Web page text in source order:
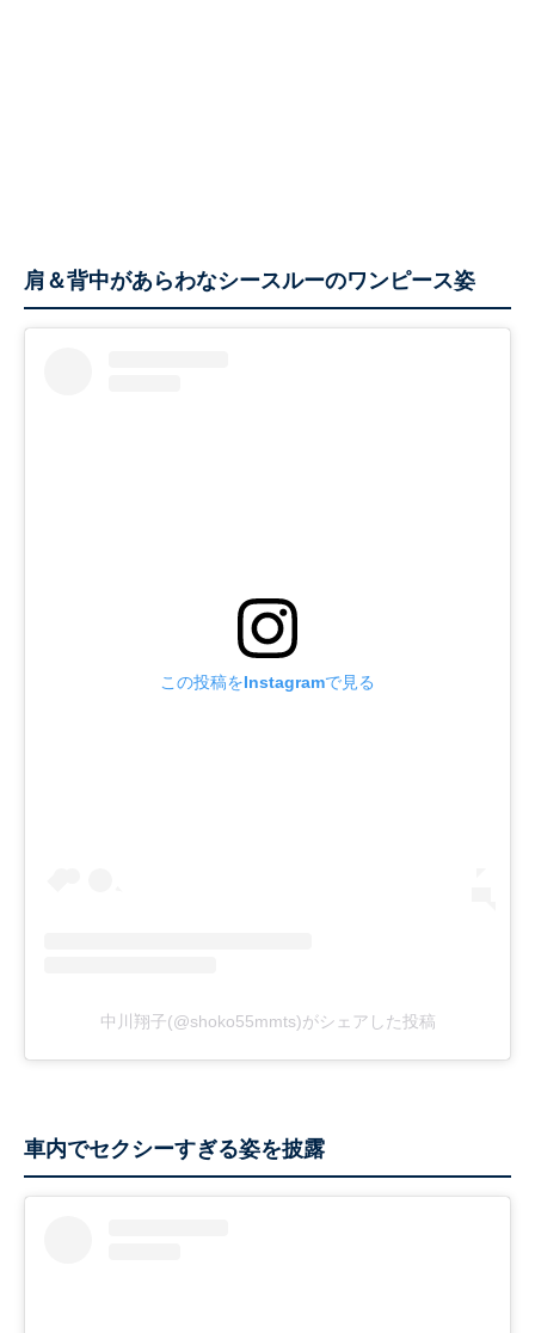
肩＆背中があらわなシースルーのワンピース姿
この投稿をInstagramで見る
中川翔子(@shoko55mmts)がシェアした投稿
車内でセクシーすぎる姿を披露